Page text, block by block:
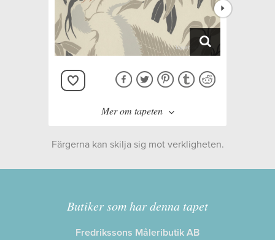
Mer om tapeten
Brömssen
Färgerna kan skilja sig mot verkligheten.
Butiker som har denna tapet
Fredrikssons Måleributik AB